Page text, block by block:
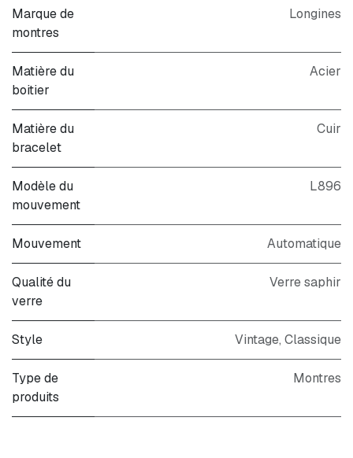
Marque de
montres
Longines
Matière du
boitier
Acier
Matière du
bracelet
Cuir
Modèle du
mouvement
L896
Mouvement Automatique
Qualité du
verre
Verre saphir
Style Vintage, Classique
Type de
produits
Montres